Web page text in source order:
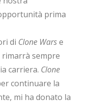
prima
di Clone Warse
rimarrà sempre
carriera. Clone
continuare la
mi ha donato la